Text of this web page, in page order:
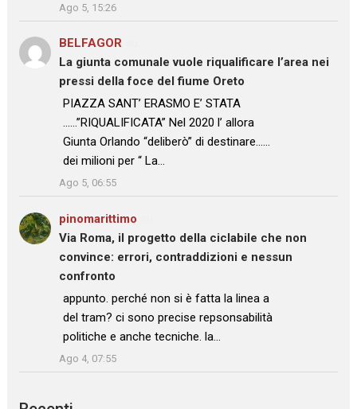
Ago 5, 15:26
BELFAGOR
La giunta comunale vuole riqualificare l’area nei
pressi della foce del fiume Oreto
: “PIAZZA SANT’ ERASMO E’ STATA
……”RIQUALIFICATA” Nel 2020 l’ allora
Giunta Orlando “deliberò” di destinare……
dei milioni per “ La…
”
Ago 5, 06:55
pinomarittimo
Via Roma, il progetto della ciclabile che non
convince: errori, contraddizioni e nessun
confronto
: “
appunto. perché non si è fatta la linea a
del tram? ci sono precise repsonsabilità
politiche e anche tecniche. la…
”
Ago 4, 07:55